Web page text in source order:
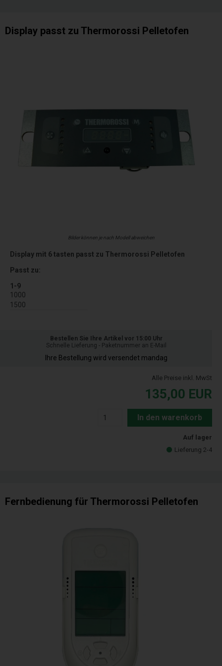
Display passt zu Thermorossi Pelletofen
Bilder können je nach Modell abweichen
Display mit 6 tasten passt zu Thermorossi Pelletofen
Passt zu:
1-9
1000
1500
Bestellen Sie Ihre Artikel vor 15:00 Uhr
Schnelle Lieferung - Paketnummer an E-Mail
Ihre Bestellung wird versendet mandag
Alle Preise inkl. MwSt
135,00 EUR
In den warenkorb
Auf lager
Lieferung 2-4
Fernbedienung für Thermorossi Pelletofen